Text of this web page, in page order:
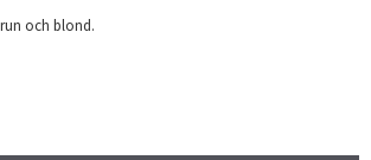
och blond.